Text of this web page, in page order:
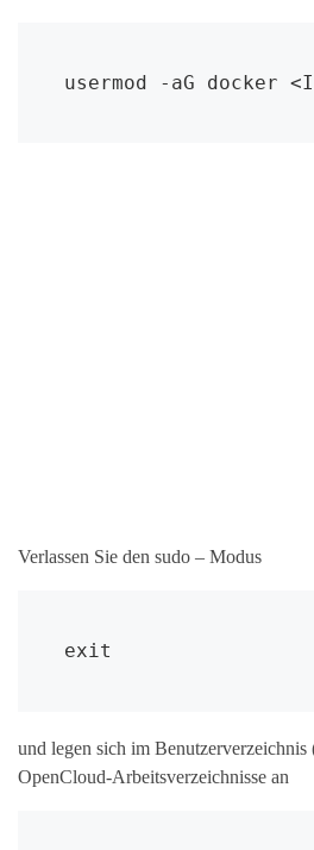
usermod -aG docker
Verlassen Sie den sudo – Modus
exit
und legen sich im
OpenCloud-Arbeitsverzeichnisse an